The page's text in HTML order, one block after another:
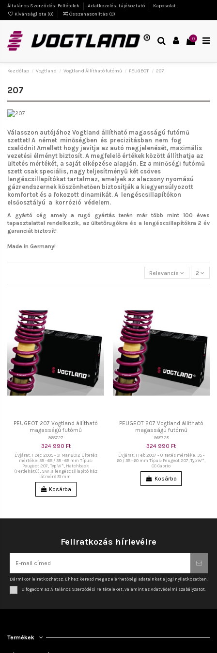
Általános Szerződési Feltételek Adatkezelési tájékoztató
Kapcsolat
Kívánságlista (0) Összehasonlítás (0)
0
Kezdőlap Vogtland Vogtland Állítható futómű PEUGEOT 207
207
Válasszon autójához Vogtland állítható magasságú futómű
szettet! A német minőségben és precizitásban nem fog
csalódni! Amellett hogy javítja az autó megjelenését, maximális
vezetési élményt biztosít. A megfelelő értékek között állíthatja az
ültetés mértékét, a saját elképzése alapján. Ez a minőségi futómű
szett csak speciális, nagy teljesítményű két csöves
lengéscsillapítókat tartalmaz, amelyek az alacsony nyomású
gázrendszernek köszönhetően biztosítják a kiegyensúlyozott
komfortot és a fokozott dinamikát. A lengéscsillapítókon
elsőosztályú a korrózió védelem.
A gyártó cég amely a rugó gyártás terén már több mint 100 éves
tapasztalattal rendelkezik, az ültetőrugókra és a lengéscsillapítókra 2 év
garanciát biztosít!
Made in Germany!
Relevancia 2
PEUGEOT 207 Vogtland állítható
magasságú futómű
968727
324 990 Ft
Évjárat: 1 Dec 2005 - 31 Mar 2012 Ültetés
mértéke: 35 - 65 / 35 - 65 mm Típus:
Peugeot 207, Typ W*, Hatchback
(Ferdehátú), SW, a lengéscsillapító ház
átmérő 51 mm
Kosárba
PEUGEOT 207 Vogtland állítható
magasságú futómű
968728
324 990 Ft
Évjárat: 1 Feb 2007 - Ültetés mértéke: 35 -
60 / 35 - 60 mm Típus: Peugeot 207, Typ W*,
CC Cabrio
Kosárba
Feliratkozás hírlevélre
Bármikor leiratkozhatsz. Ehhez keresd meg az elérhetőségi adatainkat a jogi nyilatkozatban.
Elfogadom az Általános Szerződési Feltételeket, valamint az Adatvédelmi szabályzatot.
Termékek